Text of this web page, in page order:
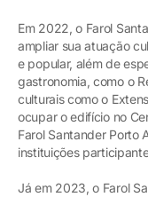
Em 2022, o Farol
ampliar sua atuação
e popular, além de
gastronomia, como o
culturais como o
ocupar o edifício no
Farol Santander Porto
instituições
Já em 2023, o Farol